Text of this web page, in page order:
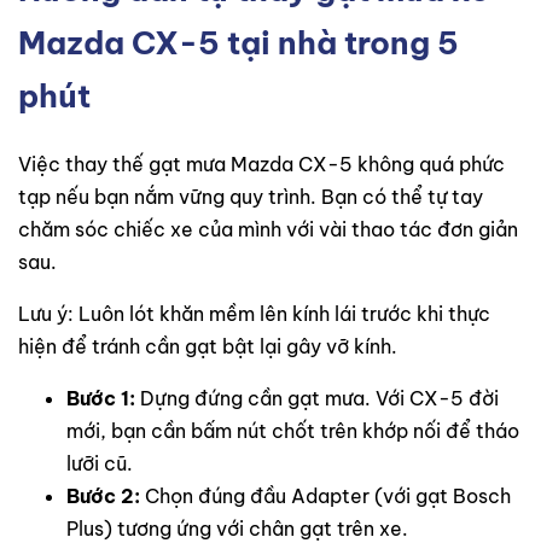
Mazda CX-5 tại nhà trong 5
phút
Việc thay thế gạt mưa Mazda CX-5 không quá phức
tạp nếu bạn nắm vững quy trình. Bạn có thể tự tay
chăm sóc chiếc xe của mình với vài thao tác đơn giản
sau.
Lưu ý: Luôn lót khăn mềm lên kính lái trước khi thực
hiện để tránh cần gạt bật lại gây vỡ kính.
Bước 1: Dựng đứng cần gạt mưa. Với CX-5 đời
mới, bạn cần bấm nút chốt trên khớp nối để tháo
lưỡi cũ.
Bước 2: Chọn đúng đầu Adapter (với gạt Bosch
Plus) tương ứng với chân gạt trên xe.